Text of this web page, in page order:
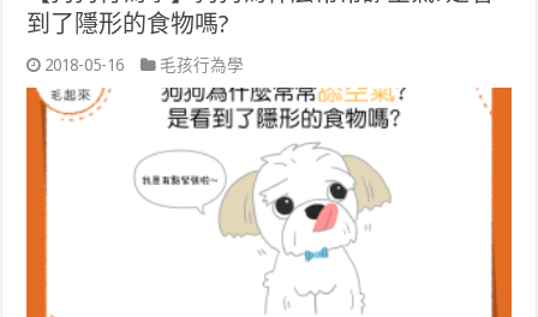
到了隱形的食物嗎?
2018-05-16 毛孩行為學